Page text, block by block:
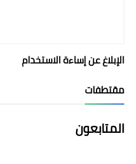
الإبلاغ عن إساءة الاستخدام
مقتطفات
المتابعون